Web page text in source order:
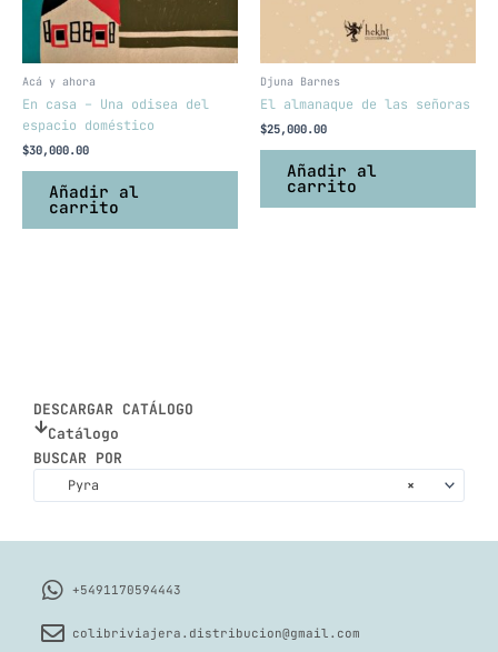
DESCARGAR CATÁLOGO
Catálogo
BUSCAR POR
×
Pyra
Acá y ahora
En casa – Una odisea del
espacio doméstico
$30,000.00
Añadir al
carrito
Djuna Barnes
El almanaque de las señoras
$25,000.00
Añadir al
carrito
+5491170594443
colibriviajera.distribucion@gmail.com